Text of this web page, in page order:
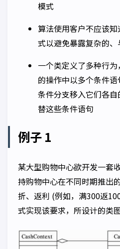
模式
算法使用客户不应该
式以避免暴露复杂的
一个类定义了多种行
的操作中以多个条件
条件分支移入它们各
替这些条件语句
例子 1
某大型购物中心欲开发一套
持购物中心在不同时期推出
折、返利 (例如，满300返
式实现该要求，所设计的类